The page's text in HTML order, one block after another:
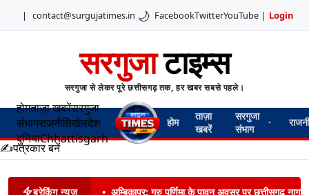
| contact@surgujatimes.in 🌙 FacebookTwitterYouTube | Login
सरगुजाटाइम्स
सरगुजा से लेकर पूरे छत्तीसगढ़ तक, हर खबर सबसे पहले।
होमताज़ा खबरेंसरगुजा
संभागराजनीतिखेलदेश
दुनियाChhattisgarh
होम
ताज़ा
खबरें
सरगुजा
संभाग
✍️पत्रकार बनें
ब्रेकिंग न्यूज़ • अम्बिकापुर: गुरु पूर्णिमा के पावन अवसर पर छत्तीसगढ़